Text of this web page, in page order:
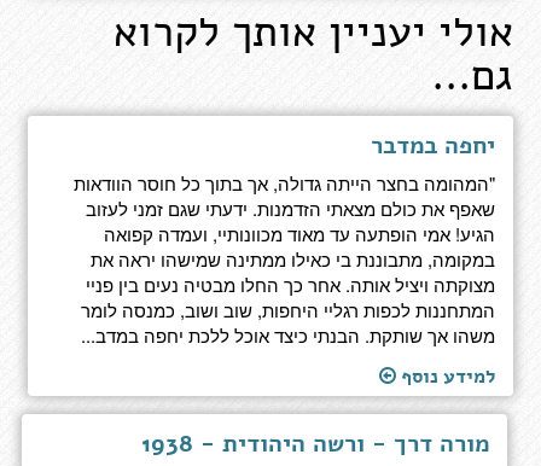
אולי יעניין אותך לקרוא
גם...
יחפה במדבר
"המהומה בחצר הייתה גדולה, אך בתוך כל חוסר הוודאות
שאפף את כולם מצאתי הזדמנות. ידעתי שגם זמני לעזוב
הגיע! אמי הופתעה עד מאוד מכוונותיי, ועמדה קפואה
במקומה, מתבוננת בי כאילו ממתינה שמישהו יראה את
מצוקתה ויציל אותה. אחר כך החלו מבטיה נעים בין פניי
המתחננות לכפות רגליי היחפות, שוב ושוב, כמנסה לומר
משהו אך שותקת. הבנתי כיצד אוכל ללכת יחפה במדב...
למידע נוסף
מורה דרך - ורשה היהודית - 1938